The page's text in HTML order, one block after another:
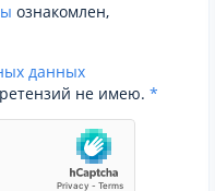
ознакомлен,
данных
не имею. *